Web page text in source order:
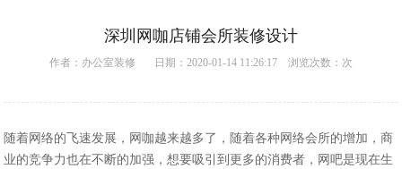
深圳网咖店铺会所装修设计
作者： 办公室装修 日期：2020-01-14 11:26:17 浏览次数： 次
随着网络的飞速发展，网咖越来越多了，随着各种网络会所的增加，商
业的竞争力也在不断的加强，想要吸引到更多的消费者，网吧是现在生